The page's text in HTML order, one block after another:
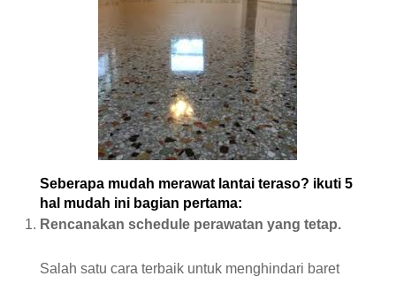
Seberapa mudah merawat lantai teraso? ikuti 5
hal mudah ini bagian pertama:
Rencanakan schedule perawatan yang tetap.
Salah satu cara terbaik untuk menghindari baret